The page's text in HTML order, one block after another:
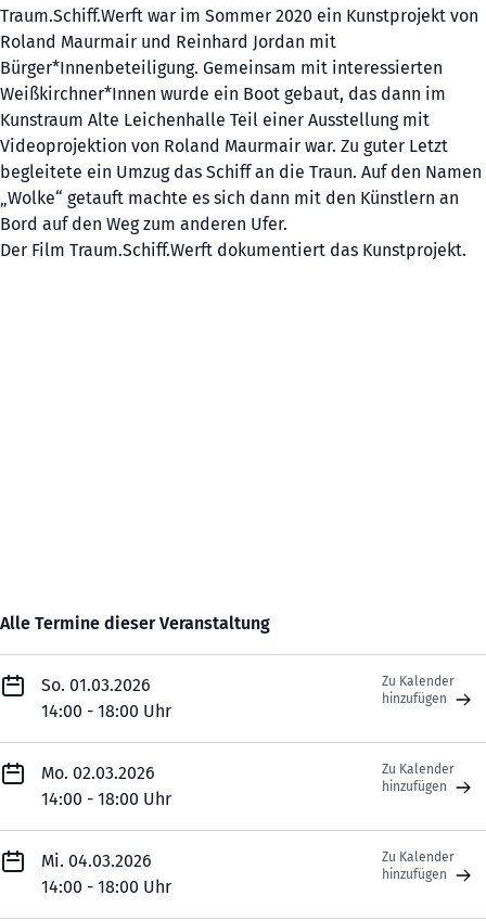
Traum.Schiff.Werft war im Sommer 2020 ein Kunstprojekt von
Roland Maurmair und Reinhard Jordan mit
Bürger*Innenbeteiligung. Gemeinsam mit interessierten
Weißkirchner*Innen wurde ein Boot gebaut, das dann im
Kunstraum Alte Leichenhalle Teil einer Ausstellung mit
Videoprojektion von Roland Maurmair war. Zu guter Letzt
begleitete ein Umzug das Schiff an die Traun. Auf den Namen
„Wolke“ getauft machte es sich dann mit den Künstlern an
Bord auf den Weg zum anderen Ufer.
Der Film Traum.Schiff.Werft dokumentiert das Kunstprojekt.
Alle Termine dieser Veranstaltung
So. 01.03.2026
14:00 - 18:00 Uhr
Zu Kalender
hinzufügen
Mo. 02.03.2026
14:00 - 18:00 Uhr
Zu Kalender
hinzufügen
Mi. 04.03.2026
14:00 - 18:00 Uhr
Zu Kalender
hinzufügen